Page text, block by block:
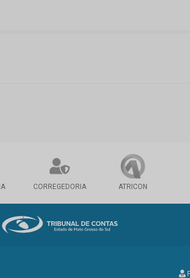
CORREGEDORIA ATRICON